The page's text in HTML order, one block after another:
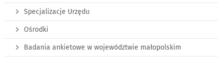
Specjalizacje Urzędu
Ośrodki
Badania ankietowe w województwie małopolskim